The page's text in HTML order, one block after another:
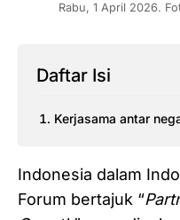
Rabu, 1 April 2026.
Daftar Isi
Kerjasama antar
Indonesia dalam
Forum bertajuk “